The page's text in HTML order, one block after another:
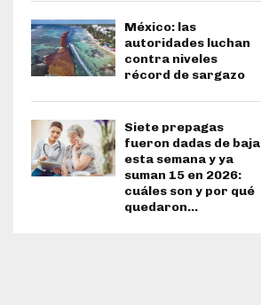
México: las
autoridades luchan
contra niveles
récord de sargazo
Siete prepagas
fueron dadas de baja
esta semana y ya
suman 15 en 2026:
cuáles son y por qué
quedaron...